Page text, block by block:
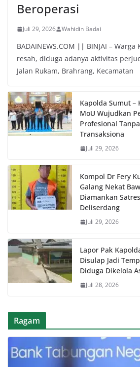
Beroperasi
Juli 29, 2026 Wahidin Badai
BADAINEWS.COM || BINJAI –
resah, diduga adanya aktivitas
Jalan Rukam, Brahrang, Kecamatan
Kapolda Sumut –
MoU Wujudkan
Profesional
Transaksiona
Juli 29, 2026
Kompol Dr Fery
Galang Nekat
Diamankan
Deliserdang
Juli 29, 2026
Lapor Pak
Disulap Jadi
Diduga Dikelola
Juli 28, 2026
Ragam